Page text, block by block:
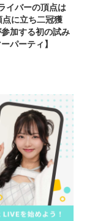
イバーの頂点は
に立ち二冠獲
加する初の試み
パーティ】